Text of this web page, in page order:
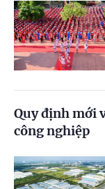
Quy định mới
công nghiệp